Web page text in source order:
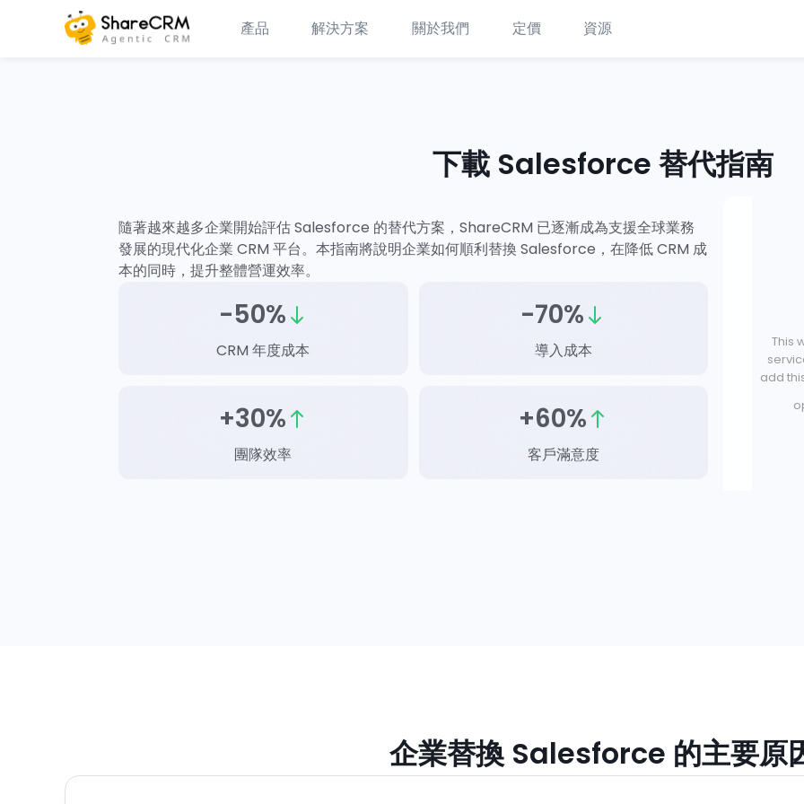
產品 解決方案 關於我們 定價 資源
下載 Salesforce 替代指南
隨著越來越多企業開始評估 Salesforce 的替代方案，ShareCRM 已逐漸成為支援全球業務
發展的現代化企業 CRM 平台。本指南將說明企業如何順利替換 Salesforce，在降低 CRM 成
本的同時，提升整體營運效率。
-50%
CRM 年度成本
-70%
導入成本
+30%
團隊效率
+60%
客戶滿意度
This
add
企業替換 Salesforce 的主要原